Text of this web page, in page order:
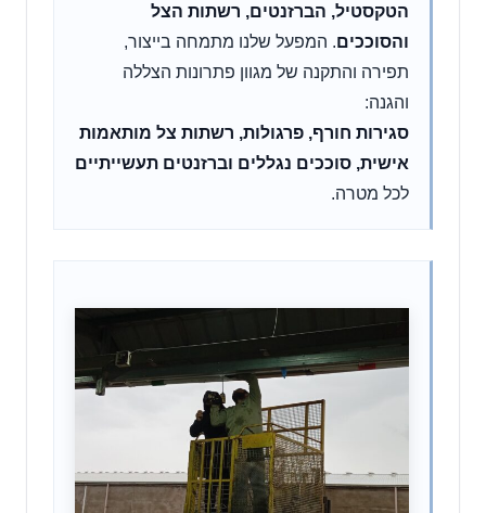
הטקסטיל, הברזנטים, רשתות הצל
והסוככים. המפעל שלנו מתמחה בייצור,
תפירה והתקנה של מגוון פתרונות הצללה
והגנה:
סגירות חורף, פרגולות, רשתות צל מותאמות
אישית, סוככים נגללים וברזנטים תעשייתיים
לכל מטרה.